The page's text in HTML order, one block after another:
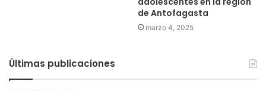
de Antofagasta
marzo 4, 2025
Últimas publicaciones